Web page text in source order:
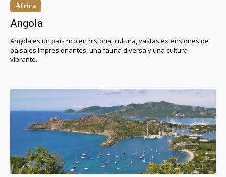
África
Angola
Angola es un país rico en historia, cultura, vastas extensiones de
paisajes impresionantes, una fauna diversa y una cultura
vibrante.